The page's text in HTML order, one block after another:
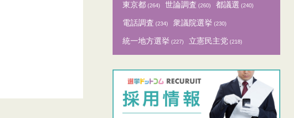
東京都 (264) 世論調査 (260) 都議選 (240)
電話調査 (234) 衆議院選挙 (230)
統一地方選挙 (227) 立憲民主党 (218)